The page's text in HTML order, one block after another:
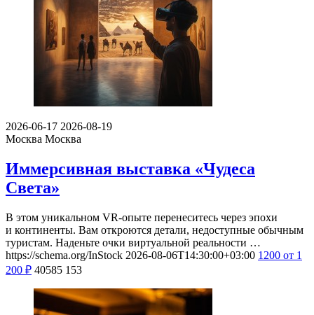
2026-06-17 2026-08-19
Москва Москва
Иммерсивная выставка «Чудеса
Света»
В этом уникальном VR-опыте перенеситесь через эпохи
и континенты. Вам откроются детали, недоступные обычным
туристам. Наденьте очки виртуальной реальности …
https://schema.org/InStock 2026-08-06T14:30:00+03:00 1200 от 1
200 ₽ 40585 153